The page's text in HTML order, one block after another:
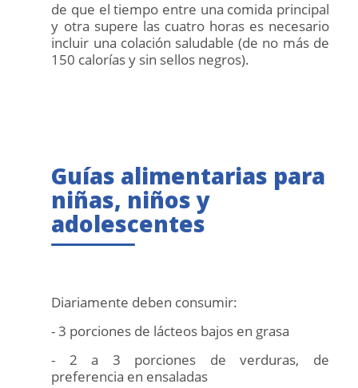
de que el tiempo entre una comida principal
y otra supere las cuatro horas es necesario
incluir una colación saludable (de no más de
150 calorías y sin sellos negros).
Guías alimentarias para
niñas, niños y
adolescentes
Diariamente deben consumir:
- 3 porciones de lácteos bajos en grasa
- 2 a 3 porciones de verduras, de
preferencia en ensaladas